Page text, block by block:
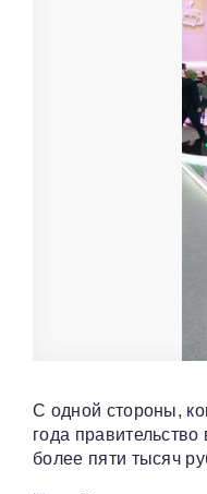
С одной стороны,
года
более пяти тысяч